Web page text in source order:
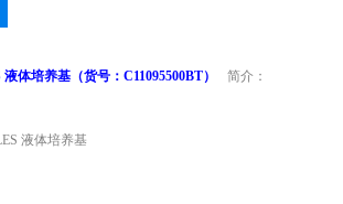
体培养基（货号：C11095500BT） 简介：
液体培养基